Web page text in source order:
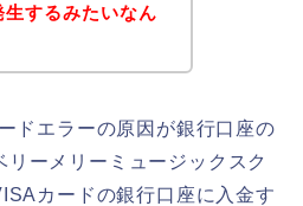
するみたいなん
ドエラーの原因が銀行口座の
ーメリーミュージックスク
カードの銀行口座に入金す